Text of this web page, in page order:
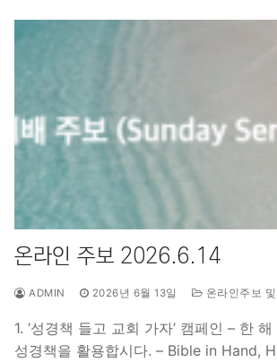
온라인 주보 2026.6.14
ADMIN 2026년 6월 13일 온라인주보
1. ‘성경책 들고 교회 가자’ 캠페인 – 한
성경책을 활용합시다. – Bible in Hand,